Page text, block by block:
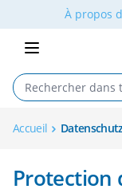
Aller au contenu
À propos
Accueil
Protection